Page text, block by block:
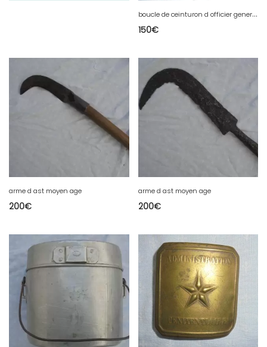
b
oucle de ceinturon d officier general francais de 1 guerre
150€
arme d ast moyen age
200€
arme d ast moyen age
200€